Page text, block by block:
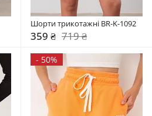
Шорти трикотажні BR-K-1092
359 ₴ 719 ₴
- 50%